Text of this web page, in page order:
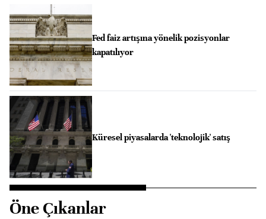
Fed faiz artışına yönelik pozisyonlar
kapatılıyor
Küresel piyasalarda 'teknolojik' satış
Öne Çıkanlar